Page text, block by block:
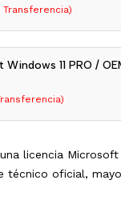
Transferencia)
11 PRO /
licencia Microsoft
técnico oficial,